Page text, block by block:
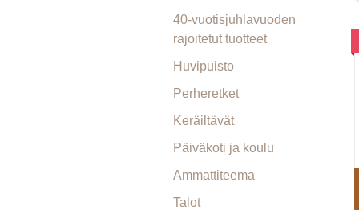
40-vuotisjuhlavuoden
rajoitetut tuotteet
Huvipuisto
Perheretket
Keräiltävät
Päiväkoti ja koulu
Ammattiteema
Talot